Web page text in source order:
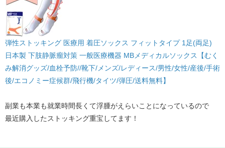
弾性ストッキング 医療用 着圧ソックス フィットタイプ 1足(両足)
日本製 下肢静脈瘤対策 一般医療機器 MBメディカルソックス【むく
み解消グッズ/血栓予防//靴下/メンズ/レディース/男性/女性/産後/手術
後/エコノミー症候群/飛行機/タイツ/弾圧/送料無料】
副業も本業も就業時間長くて浮腫がえらいことになっているので
最近購入したストッキング重宝してます！